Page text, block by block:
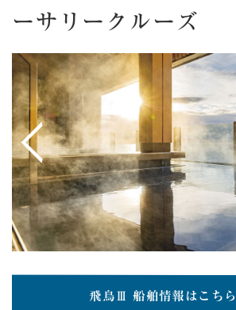
ーサリークルーズ
<
飛鳥Ⅲ 船舶情報はこちら